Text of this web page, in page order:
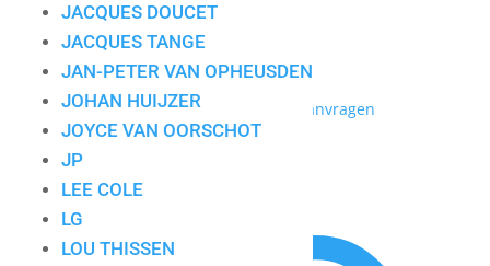
JACQUES DOUCET
JACQUES TANGE
JAN-PETER VAN OPHEUSDEN
JOHAN HUIJZER
JOYCE VAN OORSCHOT
JP
LEE COLE
LG
LOU THISSEN
Toevoegen aan mijn lijst / Offerte aanvragen
Ronald Boonacker 1